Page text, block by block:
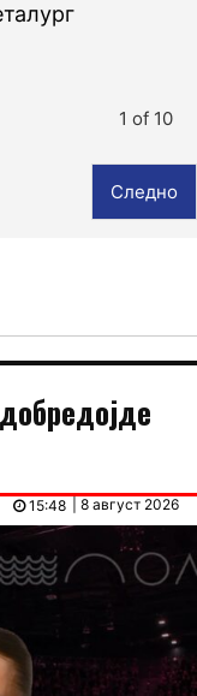
1 of 10
Следно
| 8 август 2026
15:48